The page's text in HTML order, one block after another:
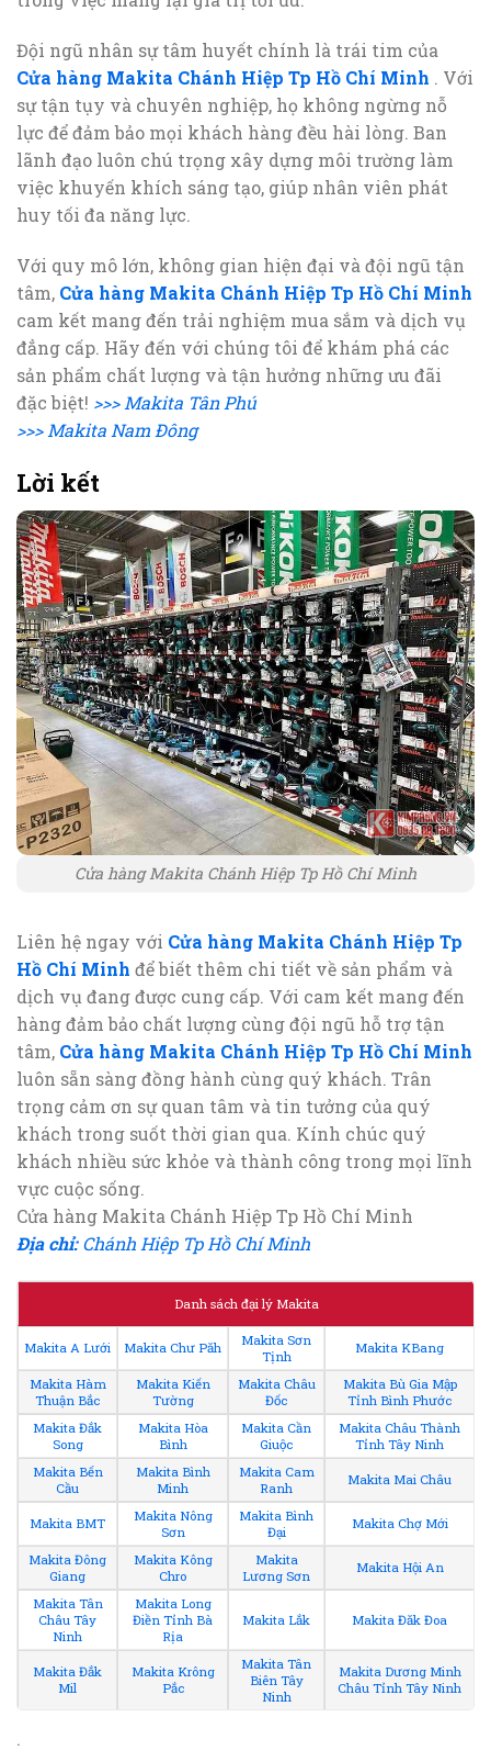
Đội ngũ nhân sự tâm huyết chính là trái tim của
Cửa hàng Makita Chánh Hiệp Tp Hồ Chí Minh . Với
sự tận tụy và chuyên nghiệp, họ không ngừng nỗ
lực để đảm bảo mọi khách hàng đều hài lòng. Ban
lãnh đạo luôn chú trọng xây dựng môi trường làm
việc khuyến khích sáng tạo, giúp nhân viên phát
huy tối đa năng lực.
Với quy mô lớn, không gian hiện đại và đội ngũ tận
tâm, Cửa hàng Makita Chánh Hiệp Tp Hồ Chí Minh
cam kết mang đến trải nghiệm mua sắm và dịch vụ
đẳng cấp. Hãy đến với chúng tôi để khám phá các
sản phẩm chất lượng và tận hưởng những ưu đãi
đặc biệt! >>> Makita Tân Phú
>>> Makita Nam Đông
Lời kết
Cửa hàng Makita Chánh Hiệp Tp Hồ Chí Minh
Liên hệ ngay với Cửa hàng Makita Chánh Hiệp Tp
Hồ Chí Minh để biết thêm chi tiết về sản phẩm và
dịch vụ đang được cung cấp. Với cam kết mang đến
hàng đảm bảo chất lượng cùng đội ngũ hỗ trợ tận
tâm, Cửa hàng Makita Chánh Hiệp Tp Hồ Chí Minh
luôn sẵn sàng đồng hành cùng quý khách. Trân
trọng cảm ơn sự quan tâm và tin tưởng của quý
khách trong suốt thời gian qua. Kính chúc quý
khách nhiều sức khỏe và thành công trong mọi lĩnh
vực cuộc sống.
Cửa hàng Makita Chánh Hiệp Tp Hồ Chí Minh
Địa chỉ:Chánh Hiệp Tp Hồ Chí Minh
Danh sách đại lý Makita
Makita A Lưới Makita Chư Păh
Makita Sơn
Tịnh
Makita KBang
Makita Hàm
Thuận Bắc
Makita Kiến
Tường
Makita Châu
Đốc
Makita Bù Gia Mập
Tỉnh Bình Phước
Makita Đắk
Song
Makita Hòa
Bình
Makita Cần
Giuộc
Makita Châu Thành
Tỉnh Tây Ninh
Makita Bến
Cầu
Makita Bình
Minh
Makita Cam
Ranh
Makita Mai Châu
Makita BMT
Makita Nông
Sơn
Makita Bình
Đại
Makita Chợ Mới
Makita Đông
Giang
Makita Kông
Chro
Makita
Lương Sơn
Makita Hội An
Makita Tân
Châu Tây
Ninh
Makita Long
Điền Tỉnh Bà
Rịa
Makita Lắk Makita Đăk Đoa
Makita Đắk
Mil
Makita Krông
Pắc
Makita Tân
Biên Tây
Ninh
Makita Dương Minh
Châu Tỉnh Tây Ninh
.